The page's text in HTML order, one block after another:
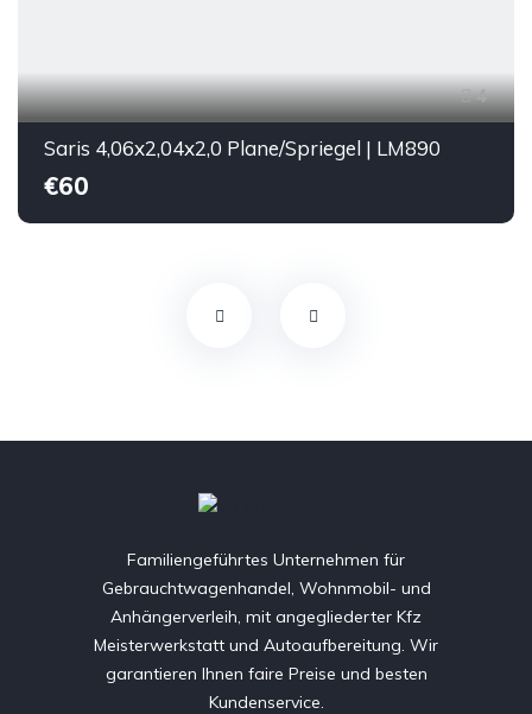
4
Saris 4,06x2,04x2,0 Plane/Spriegel | LM890
€60
Familiengeführtes Unternehmen für
Gebrauchtwagenhandel, Wohnmobil- und
Anhängerverleih, mit angegliederter Kfz
Meisterwerkstatt und Autoaufbereitung. Wir
garantieren Ihnen faire Preise und besten
Kundenservice.